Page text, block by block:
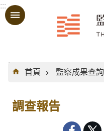
跳到主要內容區塊
:::
:::
首頁
監察成果查詢
調查報告